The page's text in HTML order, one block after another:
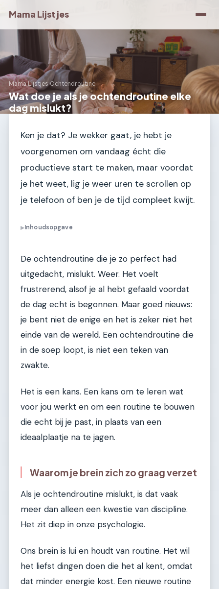
Mama Lijstjes
Mama Lijstjes›Ochtendroutine
Wat doe je als je ochtendroutine elke
dag mislukt?
Ken je dat? Je wekker gaat, je hebt je
voorgenomen om vandaag écht die
productieve start te maken, maar voordat
je het weet, lig je weer uren te scrollen op
je telefoon of ben je de tijd compleet kwijt.
▶Inhoudsopgave
De ochtendroutine die je zo perfect had
uitgedacht, mislukt. Weer. Het voelt
frustrerend, alsof je al hebt gefaald voordat
de dag echt is begonnen. Maar goed nieuws:
je bent niet de enige en het is zeker niet het
einde van de wereld. Een ochtendroutine die
in de soep loopt, is niet een teken van
zwakte.
Het is een kans. Een kans om te leren wat
voor jou werkt en om een routine te bouwen
die echt bij je past, in plaats van een
ideaalplaatje na te jagen.
Waarom je brein zich zo graag verzet
Als je ochtendroutine mislukt, is dat vaak
meer dan alleen een kwestie van discipline.
Het zit diep in onze psychologie.
Ons brein is lui en houdt van routine. Het wil
het liefst dingen doen die het al kent, omdat
dat minder energie kost. Een nieuwe routine